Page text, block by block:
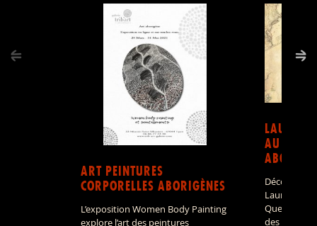
ART PEINTURES
CORPORELLES ABORIGÈNES
L’exposition Women Body Painting
explore l’art des peintures
LAURA
AU
Découvrir
Laura,
des